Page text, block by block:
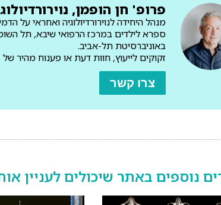
פרופ' חן הופמן,
מנהל היחידה לנוירורדיולוגיה ואחראי על
ספרא לילדים במרכז הרפואי שיבא, תל
באוניברסיטת תל-אביב.
זקוקים לייעוץ, חוות דעת או פענוח מהיר של MRI או CT? צרו קשר.
צרו קשר
נוספים באתר שיכולים לעניין